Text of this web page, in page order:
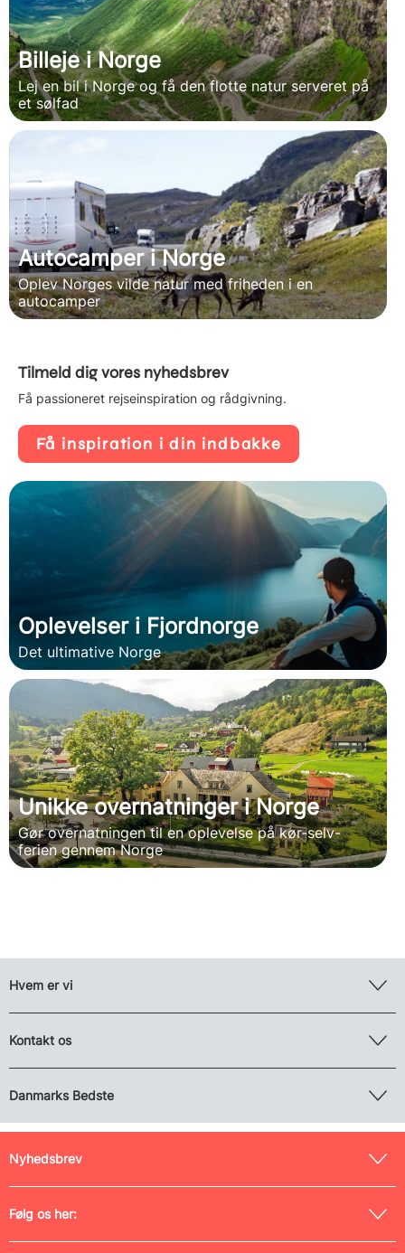
Billeje i Norge
Lej en bil i Norge og få den flotte natur serveret på
et sølfad
Autocamper i Norge
Oplev Norges vilde natur med friheden i en
autocamper
Tilmeld dig vores nyhedsbrev
Få passioneret rejseinspiration og rådgivning.
Få inspiration i din indbakke
Oplevelser i Fjordnorge
Det ultimative Norge
Unikke overnatninger i Norge
Gør overnatningen til en oplevelse på kør-selv-
ferien gennem Norge
Hvem er vi
Kontakt os
Danmarks Bedste
Nyhedsbrev
Følg os her: